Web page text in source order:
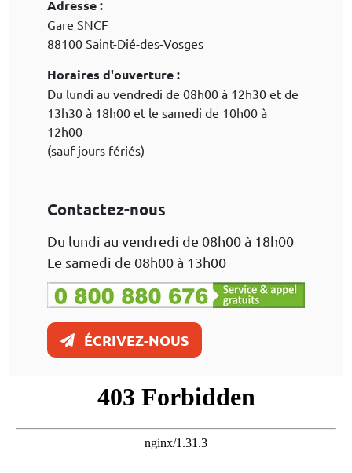
Adresse :
Gare SNCF
88100 Saint-Dié-des-Vosges
Horaires d'ouverture :
Du lundi au vendredi de 08h00 à 12h30 et de
13h30 à 18h00 et le samedi de 10h00 à
12h00
(sauf jours fériés)
Contactez-nous
Du lundi au vendredi de 08h00 à 18h00
Le samedi de 08h00 à 13h00
ÉCRIVEZ-NOUS